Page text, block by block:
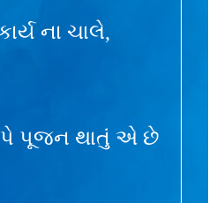
ના ચાલે,
પૂજન થાતું એ છે